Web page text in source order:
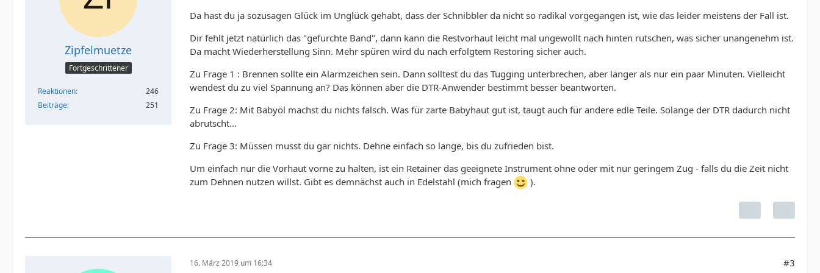
Zipfelmuetze
Fortgeschrittener
Reaktionen
246
Beiträge
251
Da hast du ja sozusagen Glück im Unglück gehabt, dass der Schnibbler da nicht so radikal vorgegangen ist, wie das leider meistens der Fall ist.
Dir fehlt jetzt natürlich das "gefurchte Band", dann kann die Restvorhaut leicht mal ungewollt nach hinten rutschen, was sicher unangenehm ist.
Da macht Wiederherstellung Sinn. Mehr spüren wird du nach erfolgtem Restoring sicher auch.
Zu Frage 1 : Brennen sollte ein Alarmzeichen sein. Dann solltest du das Tugging unterbrechen, aber länger als nur ein paar Minuten. Vielleicht
wendest du zu viel Spannung an? Das können aber die DTR-Anwender bestimmt besser beantworten.
Zu Frage 2: Mit Babyöl machst du nichts falsch. Was für zarte Babyhaut gut ist, taugt auch für andere edle Teile. Solange der DTR dadurch nicht
abrutscht...
Zu Frage 3: Müssen musst du gar nichts. Dehne einfach so lange, bis du zufrieden bist.
Um einfach nur die Vorhaut vorne zu halten, ist ein Retainer das geeignete Instrument ohne oder mit nur geringem Zug - falls du die Zeit nicht
zum Dehnen nutzen willst. Gibt es demnächst auch in Edelstahl (mich fragen
).
16. März 2019 um 16:34 #3